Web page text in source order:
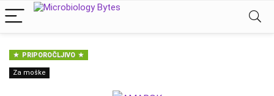
PRIPOROČLJIVO
Za moške